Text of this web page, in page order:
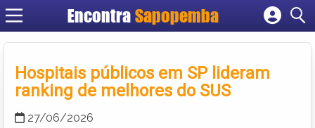
Encontra Sapopemba
Cadastrar empresa
Criar conta
Hospitais públicos em SP lideram
ranking de melhores do SUS
27/06/2026